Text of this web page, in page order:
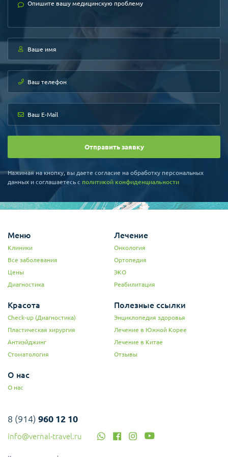
unit.
ONE DAY сервис для иностранных пациентов - подробный
диагноз зубов.
для иностранных пациентов, учитывая короткий срок
пребывания в Корее, мы ускоряем процесс до одного дня.
Программа - Быстрая имплантация.
Программа быстрой имплантации осуществляется за 2
Программа - Моментальная имплантация.
Главный плюс этой процедуры состоит в моментальном
произношение.
Программа - Исправление зубов без брекетов.
многие пациенты носящие их чувствуют себя неуверенно, когда
жизнь, не теряя чувства уверенности.
Программа - Лингвальные брекеты.
челюсти. Они не видны, поэтому не привлекают внимание
окружающих и подходят для пациентов с активным образом
жизни в социальной сфере и тех, кто уделяет большое внимание
внешнему виду.
Отправить заявку
Нажимая на кнопку, вы даете согласие на обработку персональных
данных и соглашаетесь c политикой конфиденциальности
Меню
Клиники
Все заболевания
Цены
Диагностика
Лечение
Онкология
Ортопедия
ЭКО
Реабилитация
Красота
Check-up (Диагностика)
Пластическая хирургия
Антиэйджинг
Стоматология
Полезные ссылки
Энциклопедия здоровья
Лечение в Южной Корее
Лечение в Китае
Отзывы
О нас
О нас
8 (914) 960 12 10
info@vernal-travel.ru